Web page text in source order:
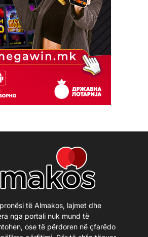
të Almakos, lajmet dhe
nga portali nuk mund të
ose të përdoren në çfarëdo